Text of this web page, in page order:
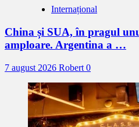
Internațional
China și SUA, în pragul
amploare. Argentina a …
7 august 2026 Robert 0